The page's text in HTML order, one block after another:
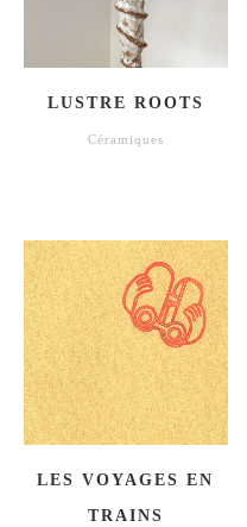
LUSTRE ROOTS
Céramiques
LES VOYAGES EN
TRAINS